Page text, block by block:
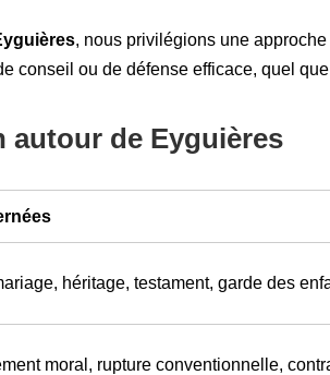
, nous privilégions une
conseil ou de défense efficace, quel
autour de Eyguières
héritage, testament, garde des
moral, rupture conventionnelle,